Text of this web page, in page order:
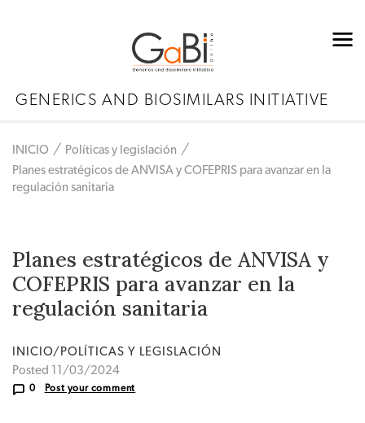
GENERICS AND BIOSIMILARS INITIATIVE
INICIO
Políticas y legislación
Planes estratégicos de ANVISA y COFEPRIS para avanzar en la
regulación sanitaria
Planes estratégicos de ANVISA y
COFEPRIS para avanzar en la
regulación sanitaria
INICIO/POLÍTICAS Y LEGISLACIÓN
Posted 11/03/2024
0 Post your comment